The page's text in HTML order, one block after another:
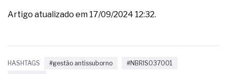
Artigo atualizado em 17/09/2024 12:32.
HASHTAGS #gestão antissuborno
#NBRISO37001